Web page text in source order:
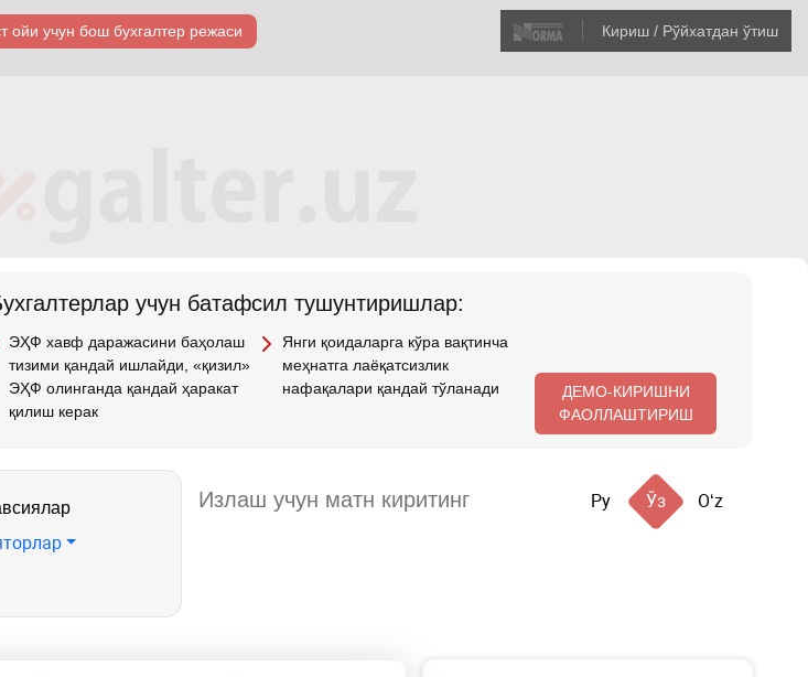
ойи учун бош бухгалтер режаси Кириш / Рўйхатдан ўтиш
учун батафсил тушунтиришлар:
ЭҲФ хавф даражасини баҳолаш
тизими қандай ишлайди, «қизил»
ЭҲФ олинганда қандай ҳаракат
қилиш керак
Янги қоидаларга кўра вақтинча
меҳнатга лаёқатсизлик
нафақалари қандай тўланади
ДЕМО-КИРИШНИ
ФАОЛЛАШТИРИШ
Ру Ўз Oʻz